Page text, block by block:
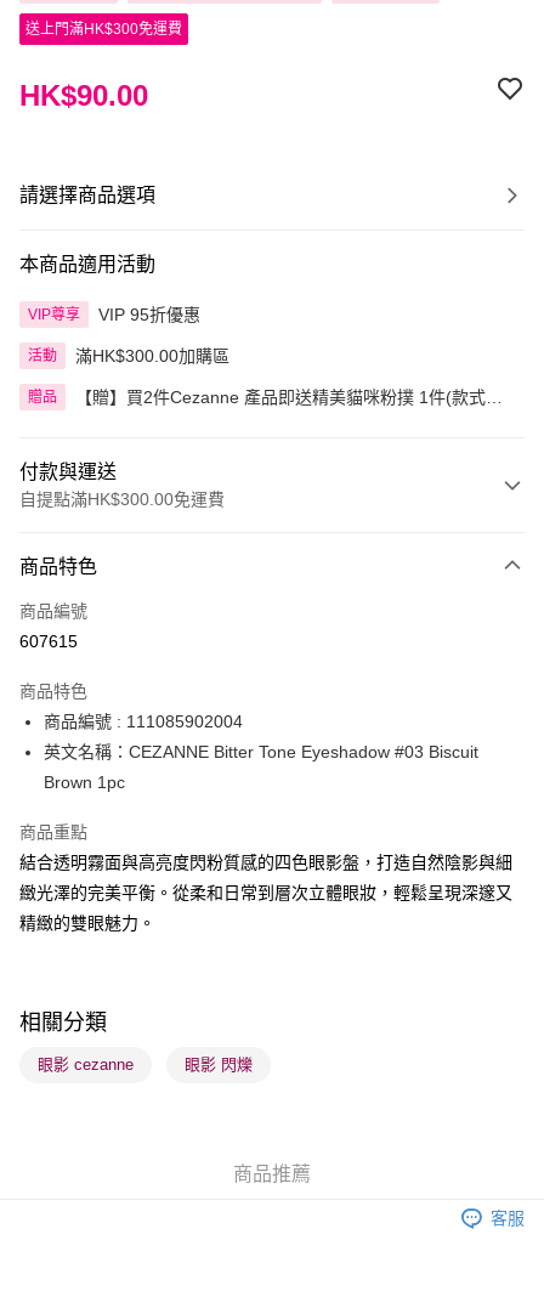
送上門滿HK$300免運費
HK$90.00
請選擇商品選項
本商品適用活動
VIP尊享 VIP 95折優惠
活動 滿HK$300.00加購區
贈品
【贈】買2件Cezanne 產品即送精美貓咪粉撲 1件(款式隨
付款與運送
自提點滿HK$300.00免運費
信用卡
Apple Pay
PayMe
WeChat Pay
送貨方式
順豐自助櫃 - 確認發貨後1-3個工作天送達
每筆HK$65.00，滿HK$300.00或以上免運費
每筆HK$65.00，滿HK$300.00或以上免運費
確認發貨後1-3 工作天送達，訂單將隨機分配至SF順豐速運或京東
(香港門市) 只顯示可選門市。確認發貨後2-5個工作天到店，3天內
商品特色
商品編號
607615
商品特色
商品編號 : 111085902004
英文名稱：CEZANNE Bitter Tone Eyeshadow #03 Biscuit
Brown 1pc
商品重點
結合透明霧面與高亮度閃粉質感的四色眼影盤，打造自然陰影與細
緻光澤的完美平衡。從柔和日常到層次立體眼妝，輕鬆呈現深邃又
精緻的雙眼魅力。
相關分類
眼影 cezanne 眼影 閃爍
商品推薦
客服